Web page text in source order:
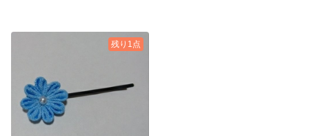
残り1点